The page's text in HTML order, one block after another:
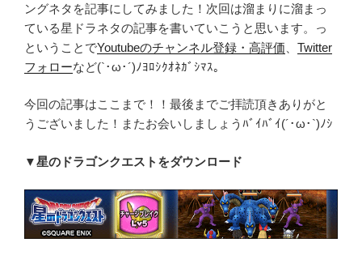
ングネタを記事にしてみました！次回は溜まりに溜まっ
ている星ドラネタの記事を書いていこうと思います。っ
ということでYoutubeのチャンネル登録・高評価
Twitter
フォローなど(`･ω･´)ﾉﾖﾛｼｸｵﾈｶﾞｼﾏｽ。
今回の記事はここまで！！最後までご拝読頂きありがと
うございました！またお会いしましょうﾊﾞｲﾊﾞｲ(´･ω･`)ﾉｼ
▼星のドラゴンクエストをダウンロード